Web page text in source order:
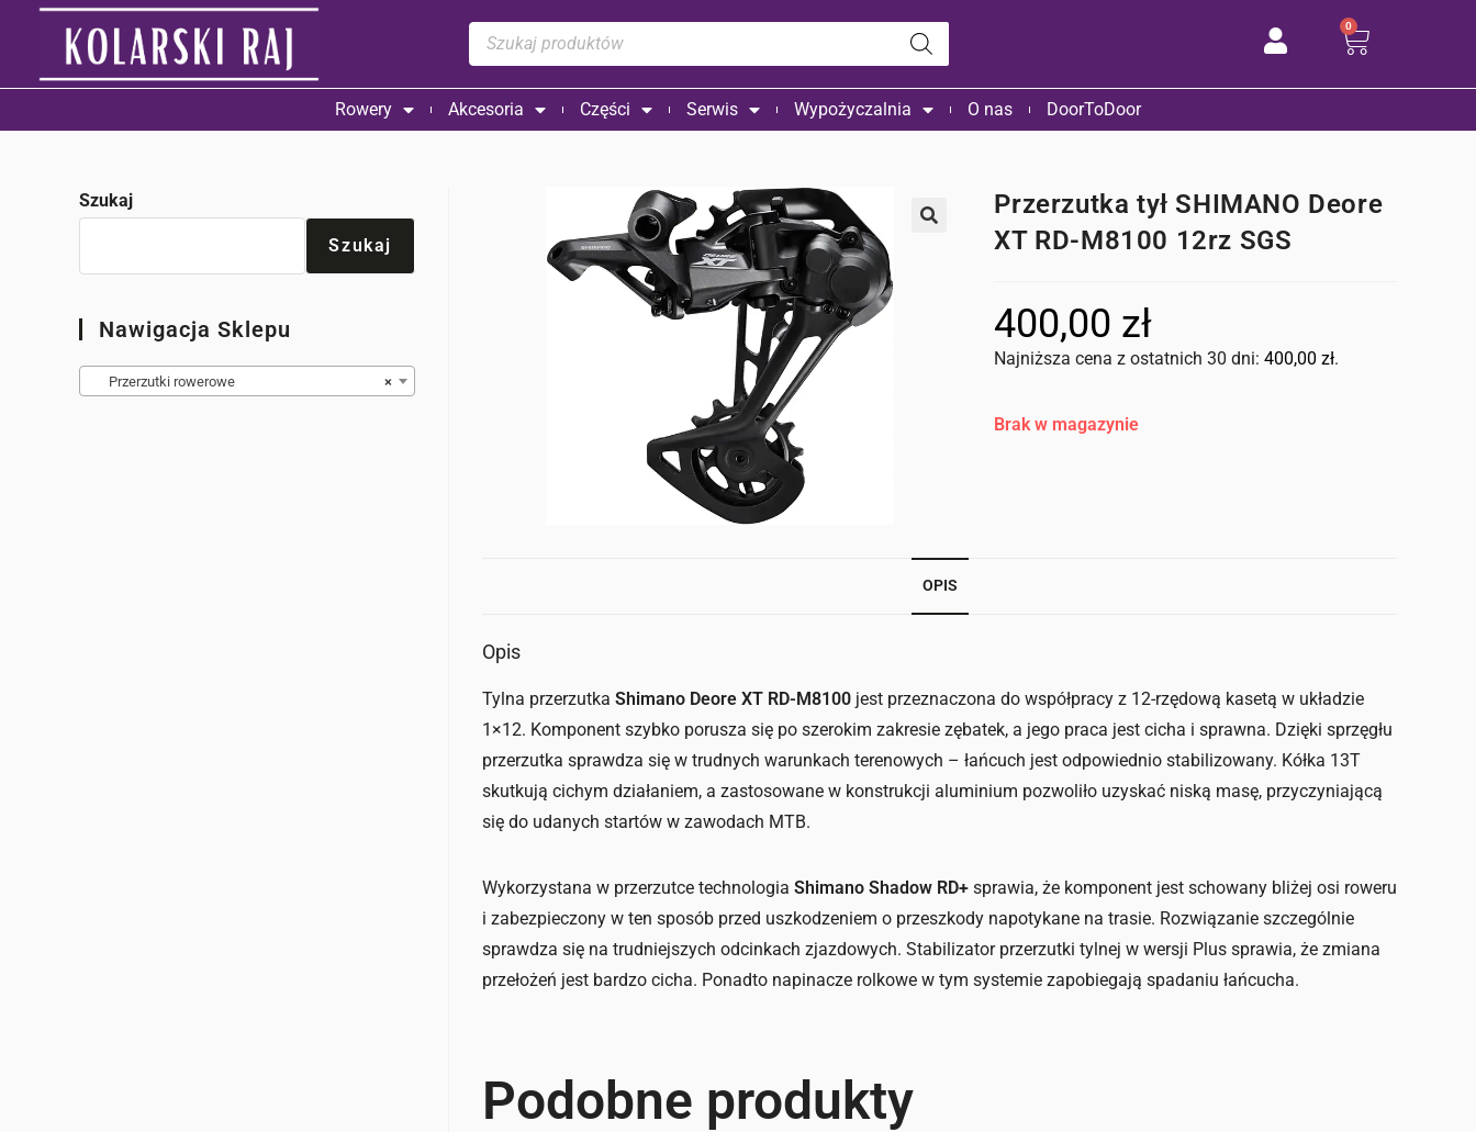
0
Rowery Akcesoria Części Serwis Wypożyczalnia O nas DoorToDoor
Przerzutka tył SHIMANO Deore
XT RD-M8100 12rz SGS
400,00 zł
Najniższa cena z ostatnich 30 dni:400,00zł.
Brak w magazynie
OPIS
Opis
Tylna przerzutka Shimano Deore XT RD-M8100 jest przeznaczona do współpracy z 12-rzędową kasetą w układzie
1×12. Komponent szybko porusza się po szerokim zakresie zębatek, a jego praca jest cicha i sprawna. Dzięki sprzęgłu
przerzutka sprawdza się w trudnych warunkach terenowych – łańcuch jest odpowiednio stabilizowany. Kółka 13T
skutkują cichym działaniem, a zastosowane w konstrukcji aluminium pozwoliło uzyskać niską masę, przyczyniającą
się do udanych startów w zawodach MTB.
Wykorzystana w przerzutce technologia Shimano Shadow RD+ sprawia, że komponent jest schowany bliżej osi roweru
i zabezpieczony w ten sposób przed uszkodzeniem o przeszkody napotykane na trasie. Rozwiązanie szczególnie
sprawdza się na trudniejszych odcinkach zjazdowych. Stabilizator przerzutki tylnej w wersji Plus sprawia, że zmiana
przełożeń jest bardzo cicha. Ponadto napinacze rolkowe w tym systemie zapobiegają spadaniu łańcucha.
Podobne produkty
Szukaj
Szukaj
Nawigacja Sklepu
×
Przerzutki rowerowe